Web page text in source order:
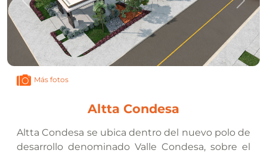
Anterior
Más fotos
Altta Condesa
Altta Condesa se ubica dentro del nuevo polo de
desarrollo denominado Valle Condesa, sobre el